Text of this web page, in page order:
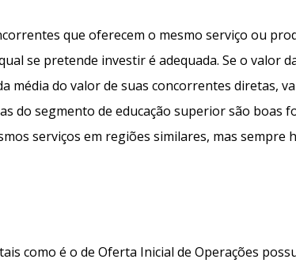
que oferecem o mesmo serviço ou
se pretende investir é adequada. Se o valor
média do valor de suas concorrentes diretas,
do segmento de educação superior são boas
serviços em regiões similares, mas sempre
como é o de Oferta Inicial de Operações